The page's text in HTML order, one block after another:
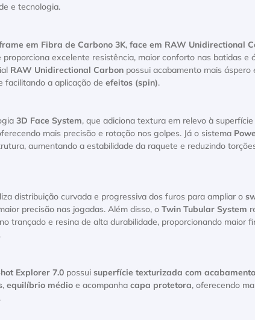
e tecnologia.
em Fibra de Carbono 3K, face em RAW Unidirectional
proporciona excelente resistência, maior conforto nas batidas e
RAW Unidirectional Carbon possui acabamento mais áspero
facilitando a aplicação de efeitos (spin).
3D Face System, que adiciona textura em relevo à
mais precisão e rotação nos golpes. Já o sistema
aumentando a estabilidade da raquete e reduzindo
distribuição curvada e progressiva dos furos para ampliar o
precisão nas jogadas. Além disso, o Twin Tubular System
trançado e resina de alta durabilidade, proporcionando maior
Explorer 7.0 possui superfície texturizada com
, equilíbrio médio e acompanha capa protetora, oferecendo